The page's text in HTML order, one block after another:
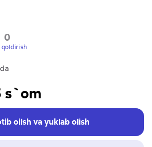
0
qoldirish
s`om
oilsh va yuklab olish